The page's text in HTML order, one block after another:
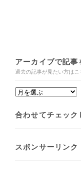
アーカイブで記事
過去の記事が見たい方はこ
合わせてチェック
スポンサーリンク